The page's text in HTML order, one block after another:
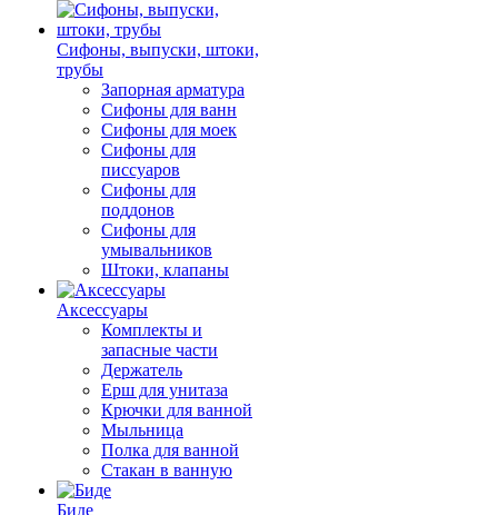
Сифоны, выпуски, штоки,
трубы
Запорная арматура
Сифоны для ванн
Сифоны для моек
Сифоны для
писсуаров
Сифоны для
поддонов
Сифоны для
умывальников
Штоки, клапаны
Аксессуары
Комплекты и
запасные части
Держатель
Ерш для унитаза
Крючки для ванной
Мыльница
Полка для ванной
Стакан в ванную
Биде